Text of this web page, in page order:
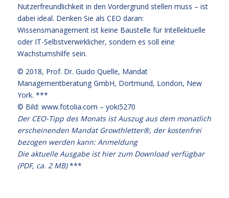
Nutzerfreundlichkeit in den Vordergrund stellen muss – ist
dabei ideal. Denken Sie als CEO daran:
Wissensmanagement ist keine Baustelle für Intellektuelle
oder IT-Selbstverwirklicher, sondern es soll eine
Wachstumshilfe sein.
© 2018, Prof. Dr. Guido Quelle, Mandat
Managementberatung GmbH, Dortmund, London, New
York. ***
© Bild: www.fotolia.com – yoki5270
Der CEO-Tipp des Monats ist Auszug aus dem monatlich
erscheinenden Mandat Growthletter®, der kostenfrei
bezogen werden kann:Anmeldung
Die aktuelle Ausgabe ist hier zum Download verfügbar
(PDF, ca. 2 MB)***